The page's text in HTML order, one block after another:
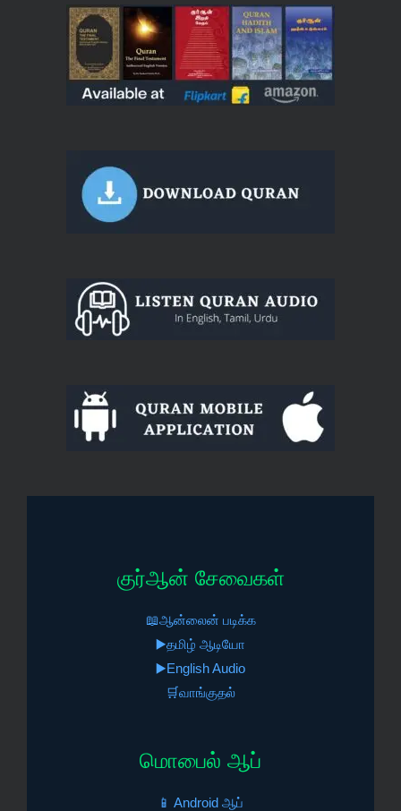
குர்ஆன் சேவைகள்
📖ஆன்லைன் படிக்க
▶️தமிழ் ஆடியோ
▶️English Audio
🛒வாங்குதல்
மொபைல் ஆப்
📱 Android ஆப்